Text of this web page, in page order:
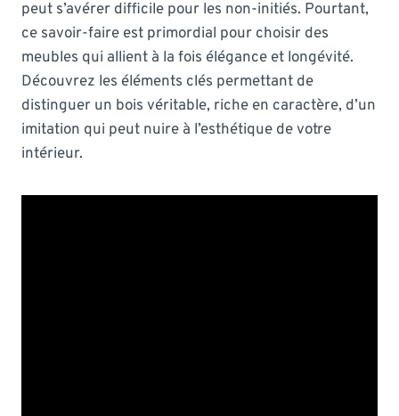
peut s’avérer difficile pour les non-initiés. Pourtant,
ce savoir-faire est primordial pour choisir des
meubles qui allient à la fois élégance et longévité.
Découvrez les éléments clés permettant de
distinguer un bois véritable, riche en caractère, d’un
imitation qui peut nuire à l’esthétique de votre
intérieur.